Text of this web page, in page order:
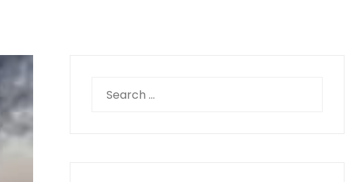
for: